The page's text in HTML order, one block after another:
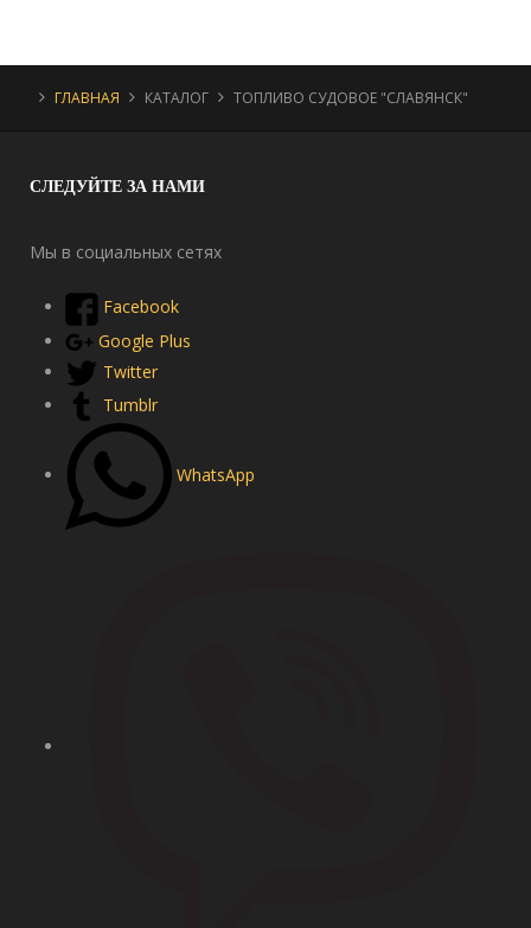
ГЛАВНАЯ КАТАЛОГ ТОПЛИВО СУДОВОЕ "СЛАВЯНСК"
СЛЕДУЙТЕ ЗА НАМИ
Мы в социальных сетях
Facebook
Google Plus
Twitter
Tumblr
WhatsApp